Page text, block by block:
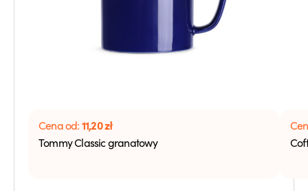
Cena od:11,20zł
Tommy Classic granatowy